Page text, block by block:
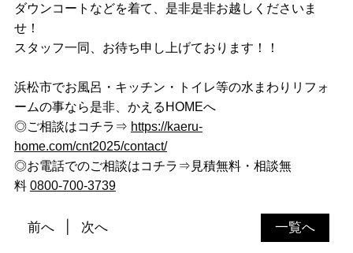
ダウンコートなどを着て、是非是非お越しくださいま
せ！
スタッフ一同、お待ち申し上げております！！
浜松市でお風呂・キッチン・トイレ等の水まわりリフォ
ームの事なら是非、かえるHOMEへ
◎ご相談はコチラ⇒ https://kaeru-
home.com/cnt2025/contact/
◎お電話でのご相談はコチラ⇒見積無料・相談無
料 0800-700-3739
一覧へ
前へ 次へ